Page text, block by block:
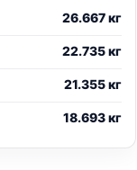
26.667 кг
22.735 кг
21.355 кг
18.693 кг